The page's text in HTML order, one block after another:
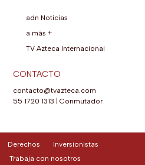
adn Noticias
a más +
TV Azteca Internacional
CONTACTO
contacto@tvazteca.com
55 1720 1313 | Conmutador
Derechos
Inversionistas
Trabaja con nosotros